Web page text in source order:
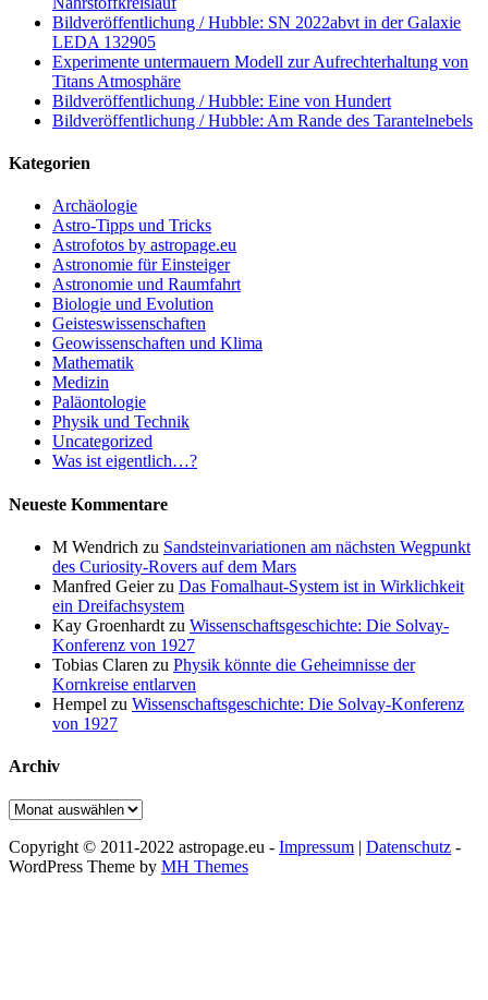
Bildveröffentlichung / Hubble: SN 2022abvt in der Galaxie
LEDA 132905
Experimente untermauern Modell zur Aufrechterhaltung von
Titans Atmosphäre
Bildveröffentlichung / Hubble: Eine von Hundert
Bildveröffentlichung / Hubble: Am Rande des Tarantelnebels
Kategorien
Archäologie
Astro-Tipps und Tricks
Astrofotos by astropage.eu
Astronomie für Einsteiger
Astronomie und Raumfahrt
Biologie und Evolution
Geisteswissenschaften
Geowissenschaften und Klima
Mathematik
Medizin
Paläontologie
Physik und Technik
Uncategorized
Was ist eigentlich…?
Neueste Kommentare
M Wendrich zu Sandsteinvariationen am nächsten Wegpunkt
des Curiosity-Rovers auf dem Mars
Manfred Geierzu Das Fomalhaut-System ist in Wirklichkeit
ein Dreifachsystem
Kay Groenhardt zu Wissenschaftsgeschichte: Die Solvay-
Konferenz von 1927
Tobias Claren zu Physik könnte die Geheimnisse der
Kornkreise entlarven
Hempel zu Wissenschaftsgeschichte: Die Solvay-Konferenz
von 1927
Archiv
Archiv
Copyright © 2011-2022 astropage.eu - Impressum | Datenschutz -
WordPress Theme by MH Themes